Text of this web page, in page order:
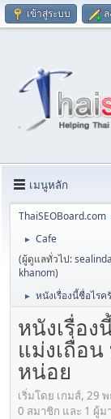
เข้าสู่ระบบ
เมนูหลัก
ThaiSEOBoard.com
►
Cafe
(ผู้ดูแลทั่วไป:sealinda
khanom)
► หนังเรื่องนี้ชื่อไร
หนังเรื่อ
แม่งเถื่อ
หน่อย
เริ่มโดย เกมส์, 29
0 สมาชิก และ 1 ผู้ม